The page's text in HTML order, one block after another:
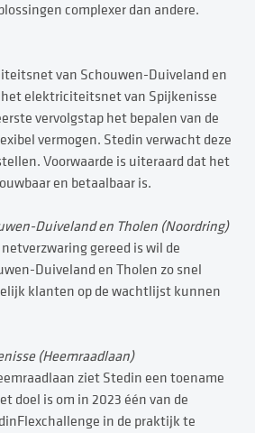
complexer dan andere.
van Schouwen-Duiveland en
elektriciteitsnet van Spijkenisse
vervolgstap het bepalen van de
vermogen. Stedin verwacht deze
Voorwaarde is uiteraard dat het
en betaalbaar is.
Duiveland en Tholen (Noordring)
gereed is wil de
Duiveland en Tholen zo snel
klanten op de wachtlijst kunnen
(Heemraadlaan)
ziet Stedin een toename
doel is om in 2023 één van de
in de praktijk te